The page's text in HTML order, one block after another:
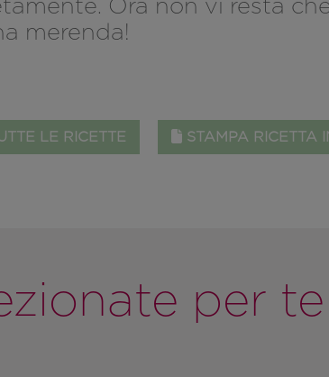
merenda!
LE RICETTE STAMPA RICETTA
per te